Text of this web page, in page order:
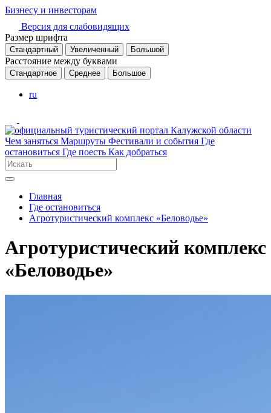
Бизнесу и инвесторам
Версия для слабовидящих
Размер шрифта
Стандартный Увеличенный Большой
Расстояние между буквами
Стандартное Среднее Большое
ru
Чем заняться Маршруты Фестивали и события Где
остановиться Где поесть Как добраться
Главная
Где остановиться
Агротуристический комплекс «Беловодье»
Агротуристический комплекс
«Беловодье»